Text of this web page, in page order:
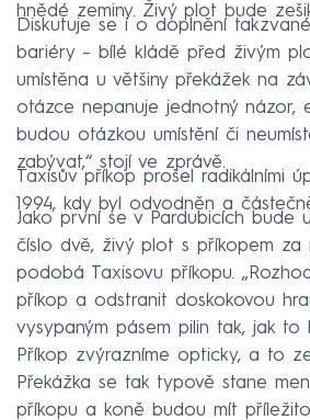
hnědé zeminy. Živý plot bude
Diskutuje se i o doplnění
bariéry –⁠ bílé kládě před živým
umístěna u většiny překážek na
otázce nepanuje jednotný názor,
budou otázkou umístění či
zabývat,“ stojí ve zprávě.
Taxisův příkop prošel radikálními
1994, kdy byl odvodněn a
Jako první se v Pardubicích bude
číslo dvě, živý plot s příkopem za
podobá Taxisovu příkopu.
příkop a odstranit doskokovou
vysypaným pásem pilin tak, jak to
Příkop zvýrazníme opticky, a to
Překážka se tak typově stane
příkopu a koně budou mít